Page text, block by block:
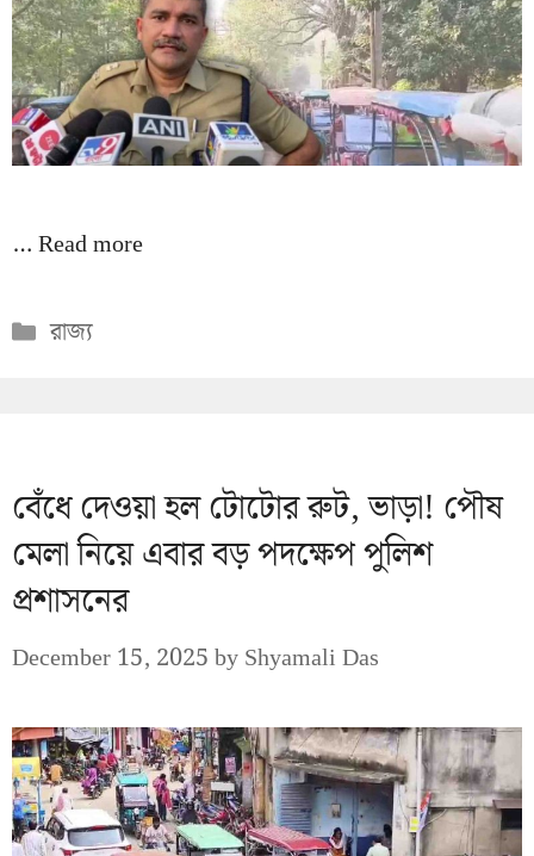
…Read more
Categories
রাজ্য
বেঁধে দেওয়া হল টোটোর রুট, ভাড়া! পৌষ
মেলা নিয়ে এবার বড় পদক্ষেপ পুলিশ
প্রশাসনের
December 15, 2025byShyamali Das